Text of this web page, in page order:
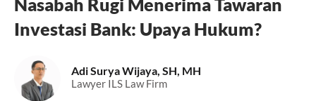
Investasi Bank: Upaya Hukum?
Adi Surya Wijaya, SH, MH
Lawyer ILS Law Firm